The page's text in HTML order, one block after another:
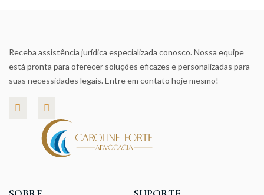
Receba assistência jurídica especializada conosco. Nossa equipe
está pronta para oferecer soluções eficazes e personalizadas para
suas necessidades legais. Entre em contato hoje mesmo!